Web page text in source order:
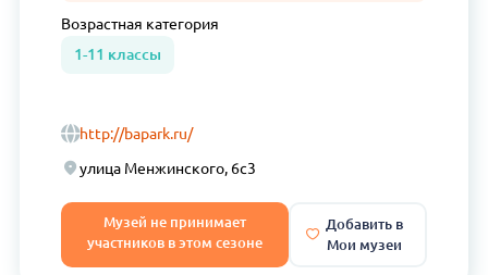
Возрастная категория
1-11 классы
http://bapark.ru/
улица Менжинского, 6с3
Музей не принимает
участников в этом сезоне
Добавить в
Мои музеи